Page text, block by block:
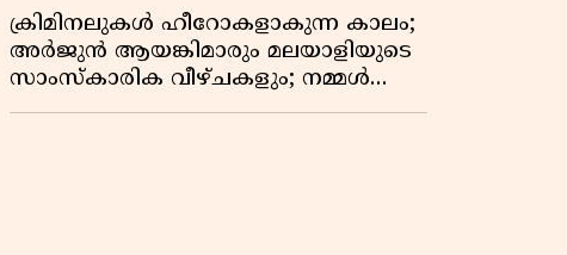
ക്രിമിനലുകൾ ഹീറോകളാകുന്ന കാലം;
അർജുൻ ആയങ്കിമാരും മലയാളിയുടെ
സാംസ്കാരിക വീഴ്ചകളും; നമ്മൾ
എങ്ങോട്ടാണ് പോകുന്നത്